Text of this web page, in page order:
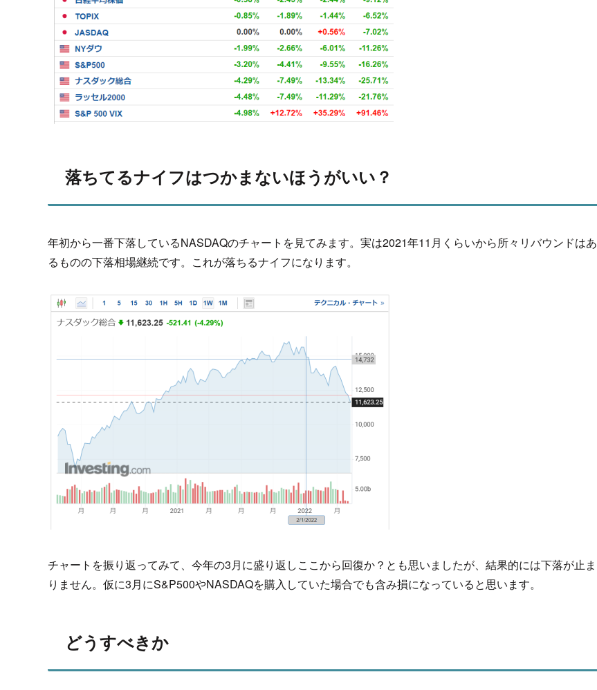
落ちてるナイフはつかまないほうがいい？
年初から一番下落しているNASDAQのチャートを見てみます。実は2021年11月くらいから所々リバウンドはあ
るものの下落相場継続です。これが落ちるナイフになります。
チャートを振り返ってみて、今年の3月に盛り返しここから回復か？とも思いましたが、結果的には下落が止ま
りません。仮に3月にS&P500やNASDAQを購入していた場合でも含み損になっていると思います。
どうすべきか